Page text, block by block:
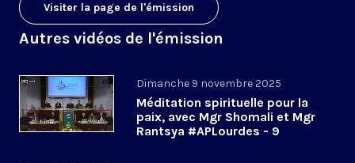
Visiter la page de l'émission
Autres vidéos de l'émission
Dimanche 9 novembre 2025
Méditation spirituelle pour la
paix, avec Mgr Shomali et Mgr
Rantsya #APLourdes - 9